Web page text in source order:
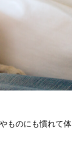
ものにも慣れて体